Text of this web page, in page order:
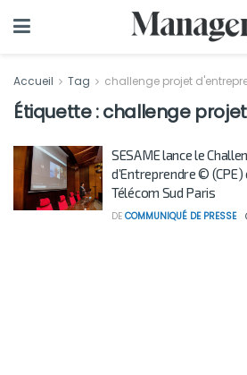
Accueil Tag challenge projet
Étiquette :challenge
SESAME lance le
d’Entreprendre ©
Télécom Sud Paris
DE COMMUNIQUÉ DE PRESSE